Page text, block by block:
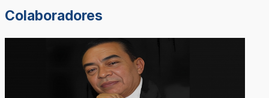
Colaboradores